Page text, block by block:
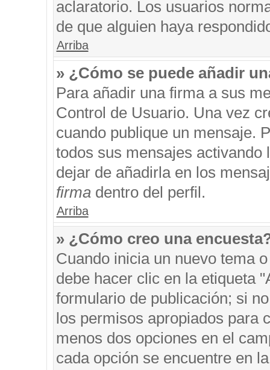
aclaratorio. Los usuarios
de que alguien haya
Arriba
» ¿Cómo se puede añadir
Para añadir una firma a sus
Control de Usuario. Una vez
cuando publique un mensaje.
todos sus mensajes
dejar de añadirla en los
firmadentro del perfil.
Arriba
» ¿Cómo creo una
Cuando inicia un nuevo tema
debe hacer clic en la etiqueta
formulario de publicación; si
los permisos apropiados para
menos dos opciones en el
cada opción se encuentre en